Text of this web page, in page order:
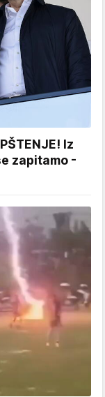
Iz
zapitamo -